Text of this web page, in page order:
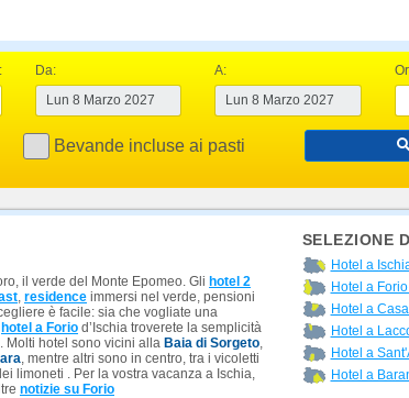
Da: A:
Bevande incluse ai pasti
il verde del Monte Epomeo. Gli hotel 2
, residence immersi nel verde, pensioni
è facile: sia che vogliate una
hotel a Forio d’Ischia troverete la semplicità
Molti hotel sono vicini alla Baia di Sorgeto,
, mentre altri sono in centro, tra i vicoletti
limoneti . Per la vostra vacanza a Ischia,
notizie su Forio
SELEZIONE
Hotel a
Hotel a
Hotel a
Hotel a
Hotel a
Hotel a